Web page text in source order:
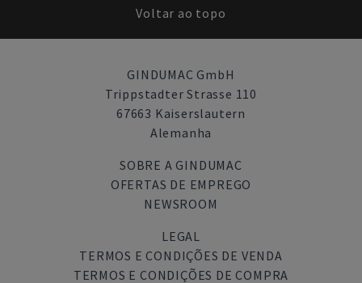
Voltar ao topo
GINDUMAC GmbH
Trippstadter Strasse 110
67663 Kaiserslautern
Alemanha
SOBRE A GINDUMAC
OFERTAS DE EMPREGO
NEWSROOM
LEGAL
TERMOS E CONDIÇÕES DE VENDA
TERMOS E CONDIÇÕES DE COMPRA